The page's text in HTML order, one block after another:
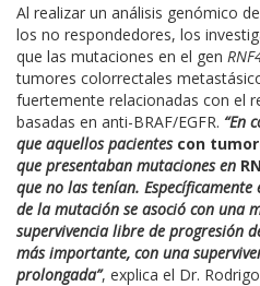
Al realizar un análisis genómico
los no respondedores, los
que las mutaciones en el gen
tumores colorrectales
fuertemente relacionadas con el
basadas en anti-BRAF/EGFR. “En
que aquellos pacientescon
que presentaban mutaciones en
que no las tenían.
de la mutación se asoció con una
supervivencia libre de progresión
más importante, con una
prolongada”, explica el Dr.